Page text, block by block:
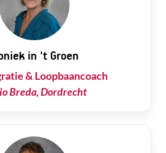
in 't Groen
& Loopbaancoach
Breda, Dordrecht